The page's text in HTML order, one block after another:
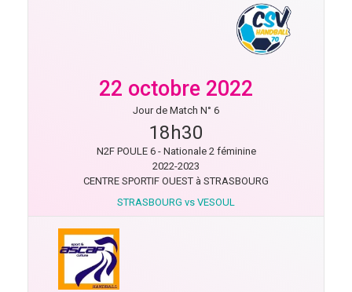
22 octobre 2022
Jour de Match N° 6
18h30
N2F POULE 6 - Nationale 2 féminine
2022-2023
CENTRE SPORTIF OUEST à STRASBOURG
STRASBOURG vs VESOUL